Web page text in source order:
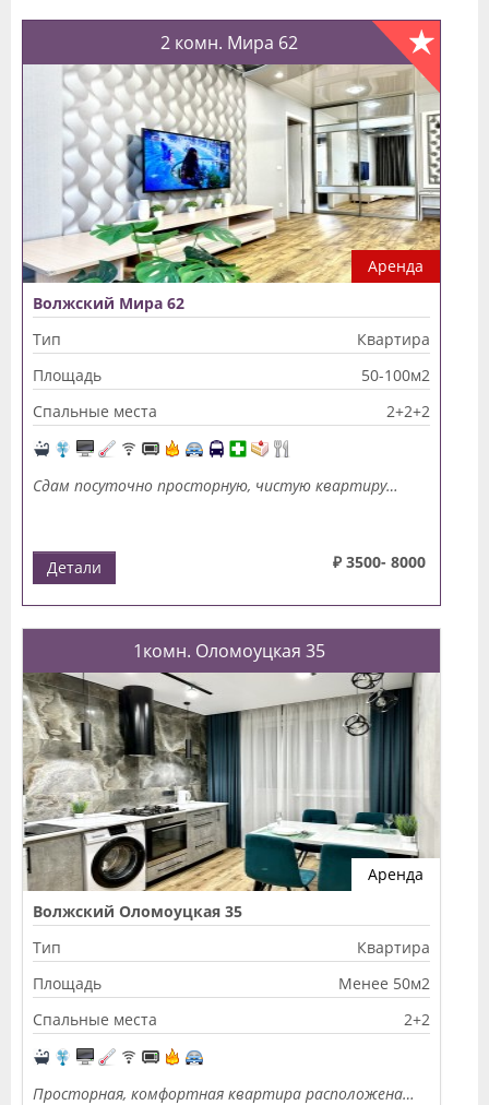
2 комн. Мира 62
Аренда
Волжский Мира 62
Тип
Квартира
Площадь
50-100м2
Спальные места
2+2+2
Сдам посуточно просторную, чистую квартиру…
₽ 3500- 8000
Детали
1комн. Оломоуцкая 35
Аренда
Волжский Оломоуцкая 35
Тип
Квартира
Площадь
Менее 50м2
Спальные места
2+2
Просторная, комфортная квартира расположена…